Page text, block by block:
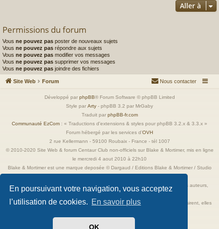
En poursuivant votre navigation, vous acceptez
l’utilisation de cookies. En savoir plus
OK
Aller à
Permissions du forum
Vous ne pouvez pas poster de nouveaux sujets
Vous ne pouvez pas répondre aux sujets
Vous ne pouvez pas modifier vos messages
Vous ne pouvez pas supprimer vos messages
Vous ne pouvez pas joindre des fichiers
Site Web Forum Nous contacter
Développé par phpBB® Forum Software © phpBB Limited
Style par Arty - phpBB 3.2 par MrGaby
Traduit par phpBB-fr.com
Communauté EzCom : « Traductions d'extensions & styles pour phpBB 3.2.x & 3.3.x »
Forum hébergé par les services d’OVH
2 rue Kellermann - 59100 Roubaix - France - tél 1007
© 2010-2020 Site Web & forum Centaur Club non-officiels sur Blake & Mortimer, mis en ligne
le mercredi 4 aout 2010 à 22h10
Blake & Mortimer est une marque deposée © Dargaud / Editions Blake & Mortimer / Studio
Toutes les images incluses dans ces pages sont la propriété exclusive de leurs auteurs,
ayant droits et/ou éditeurs.
Elles ne sont ici qu'à titre de référence ou d'illustration. Si les propriétaires le désirent, elles